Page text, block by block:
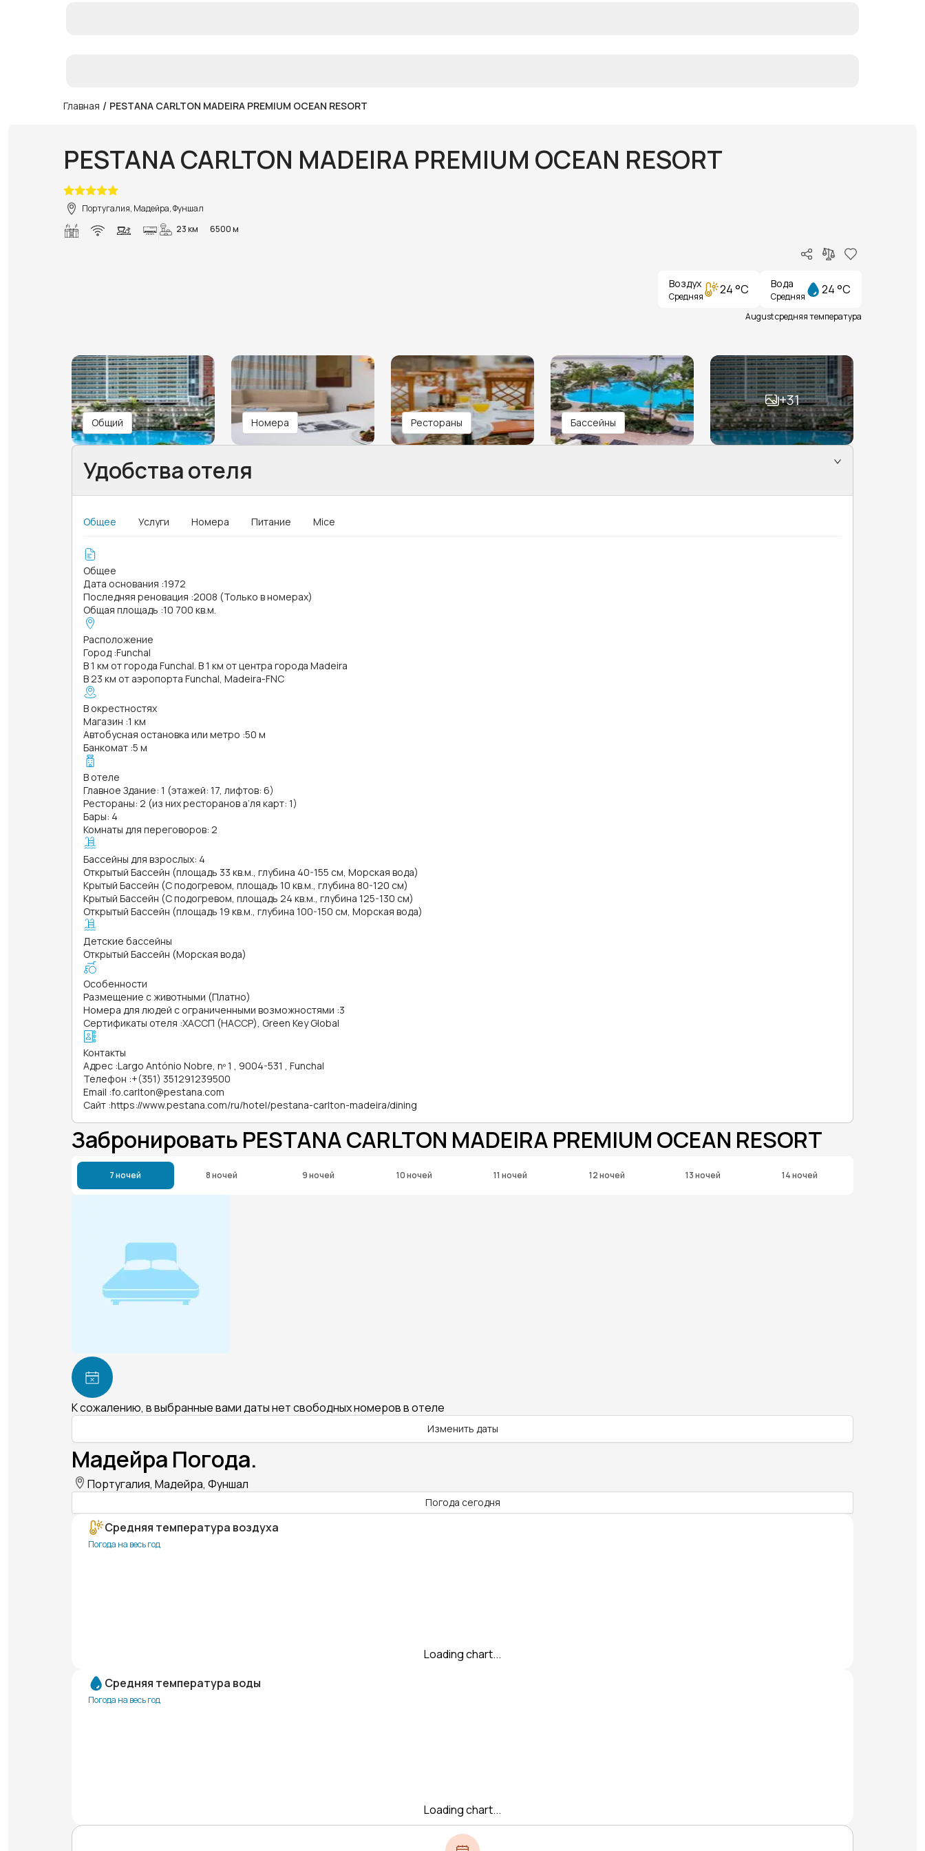
Главная / PESTANA CARLTON MADEIRA PREMIUM OCEAN RESORT
PESTANA CARLTON MADEIRA PREMIUM OCEAN RESORT
Португалия, Мадейра, Фуншал
23 км
6500 м
Воздух
Средняя 24 °C Вода
Средняя 24 °C
August средняя температура
Общий Номера Рестораны Бассейны
+31
Удобства отеля
Общее Услуги Номера Питание Mice
Общее
Дата основания :1972
Последняя реновация :2008 (Только в номерах)
Общая площадь :10 700 кв.м.
Расположение
Город :Funchal
В 1 км от города Funchal. В 1 км от центра города Madeira
В 23 км от аэропорта Funchal, Madeira-FNC
В окрестностях
Магазин :1 км
Автобусная остановка или метро :50 м
Банкомат :5 м
В отеле
Главное Здание: 1 (этажей: 17, лифтов: 6)
Рестораны: 2 (из них ресторанов а’ля карт: 1)
Бары: 4
Комнаты для переговоров: 2
Бассейны для взрослых: 4
Открытый Бассейн (площадь 33 кв.м., глубина 40-155 см, Морская вода)
Крытый Бассейн (С подогревом, площадь 10 кв.м., глубина 80-120 см)
Крытый Бассейн (С подогревом, площадь 24 кв.м., глубина 125-130 см)
Открытый Бассейн (площадь 19 кв.м., глубина 100-150 см, Морская вода)
Детские бассейны
Открытый Бассейн (Морская вода)
Особенности
Размещение с животными (Платно)
Номера для людей с ограниченными возможностями :3
Сертификаты отеля :ХАССП (HACCP), Green Key Global
Контакты
Адрес :Largo António Nobre, nº 1 , 9004-531 , Funchal
Телефон :+(351) 351291239500
Email :fo.carlton@pestana.com
Сайт :https://www.pestana.com/ru/hotel/pestana-carlton-madeira/dining
Забронировать PESTANA CARLTON MADEIRA PREMIUM OCEAN RESORT
7 ночей 8 ночей 9 ночей 10 ночей 11 ночей 12 ночей 13 ночей 14 ночей
К сожалению, в выбранные вами даты нет свободных номеров в отеле
Изменить даты
Мадейра Погода.
Португалия, Мадейра, Фуншал
Погода сегодня
Средняя температура воздуха
Погода на весь год
Loading chart...
Средняя температура воды
Погода на весь год
Loading chart...